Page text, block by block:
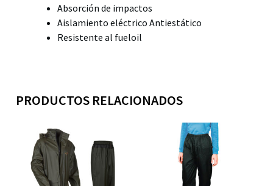
Absorción de impactos
Aislamiento eléctrico Antiestático
Resistente al fueloil
PRODUCTOS RELACIONADOS